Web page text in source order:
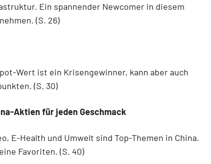
Ein spannender Newcomer in diesem
(S. 26)
Wert ist ein Krisengewinner, kann aber auch
(S. 30)
Aktien für jeden Geschmack
E-Health und Umwelt sind Top-Themen in China.
Favoriten. (S. 40)